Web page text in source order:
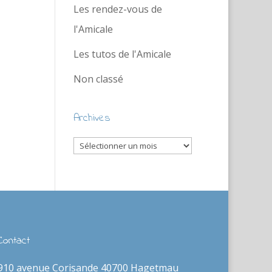
Les rendez-vous de
l'Amicale
Les tutos de l'Amicale
Non classé
Archives
Archives
avenue Corisande 40700 Hagetmau